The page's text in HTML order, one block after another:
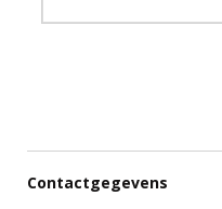
Contactgegevens